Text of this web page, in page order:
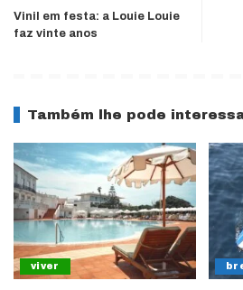
Vinil em festa: a Louie Louie
faz vinte anos
Também lhe pode
viver